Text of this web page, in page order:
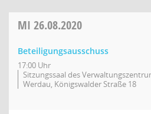
MI 26.08.2020
Beteiligungsausschuss
17:00 Uhr
Sitzungssaal des
Werdau, Königswalder Straße 18